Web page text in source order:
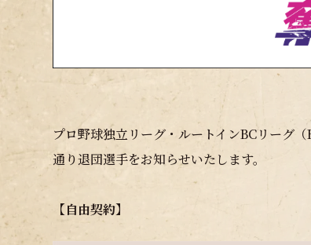
プロ野球独立リーグ・ルートインBCリーグ
通り退団選手をお知らせいたします。
【自由契約】